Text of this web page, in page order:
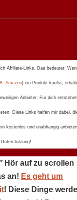
Affiliate-Links. Das bedeutet:
Amazon) ein Produkt kaufst,
Anbieter. Für dich entstehen
Diese Links helfen mir dabei,
kostenlos und unabhängig
Hör auf zu scrollen
an! Es geht um
! Diese Dinge